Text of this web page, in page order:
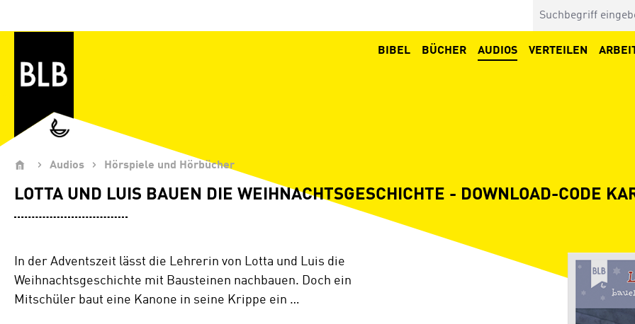
BIBEL BÜCHER AUDIOS VERTEILEN
Audios Hörspiele und Hörbücher
LOTTA UND LUIS BAUEN DIE WEIHNACHTSGESCHICHTE - DOWNLOAD-CODE
In der Adventszeit lässt die Lehrerin von Lotta und Luis die
Weihnachtsgeschichte mit Bausteinen nachbauen. Doch ein
Mitschüler baut eine Kanone in seine Krippe ein …
Bildergalerie überspringen